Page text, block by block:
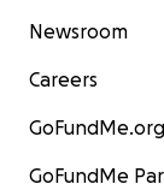
Newsroom
Careers
GoFundMe.org
GoFundMe